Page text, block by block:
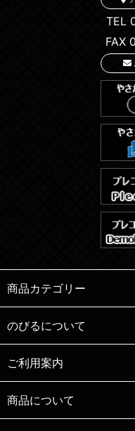
TEL
FAX
商品カテゴリー
のびるについて
ご利用案内
商品についてCopyright (C)e-